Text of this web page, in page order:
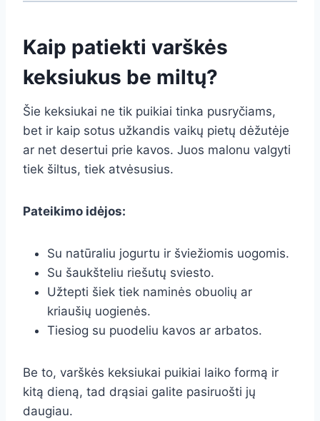
Kaip patiekti varškės
keksiukus be miltų?
Šie keksiukai ne tik puikiai tinka pusryčiams,
bet ir kaip sotus užkandis vaikų pietų dėžutėje
ar net desertui prie kavos. Juos malonu valgyti
tiek šiltus, tiek atvėsusius.
Pateikimo idėjos:
Su natūraliu jogurtu ir šviežiomis uogomis.
Su šaukšteliu riešutų sviesto.
Užtepti šiek tiek naminės obuolių ar
kriaušių uogienės.
Tiesiog su puodeliu kavos ar arbatos.
Be to, varškės keksiukai puikiai laiko formą ir
kitą dieną, tad drąsiai galite pasiruošti jų
daugiau.